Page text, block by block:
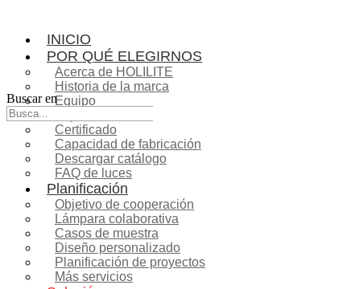
INICIO
POR QUÉ ELEGIRNOS
Acerca de HOLILITE
Historia de la marca
Equipo
Certificado
Capacidad de fabricación
Descargar catálogo
FAQ de luces
Planificación
Objetivo de cooperación
Lámpara colaborativa
Casos de muestra
Diseño personalizado
Planificación de proyectos
Más servicios
Buscar en